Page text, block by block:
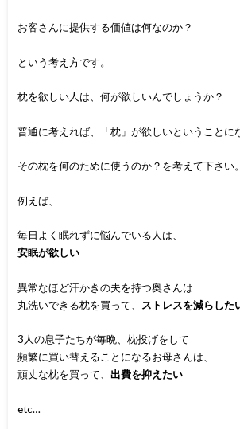
お客さんに提供する価値は何なのか？
という考え方です。
枕を欲しい人は、何が欲しいんでしょうか？
普通に考えれば、「枕」が欲しいということに
その枕を何のために使うのか？を考えて下さい。
例えば、
毎日よく眠れずに悩んでいる人は、
安眠が欲しい
異常なほど汗かきの夫を持つ奥さんは
丸洗いできる枕を買って、
ストレスを減らした
3人の息子たちが毎晩、枕投げをして
頻繁に買い替えることになるお母さんは、
頑丈な枕を買って、出費を抑えたい
etc…